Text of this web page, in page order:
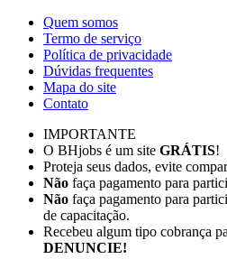
Quem somos
Termo de serviço
Política de privacidade
Dúvidas frequentes
Mapa do site
Contato
IMPORTANTE
O BHjobs é um site GRÁTIS!
Proteja seus dados, evite
Não faça pagamento para
Não faça pagamento para
de capacitação.
Recebeu algum tipo cobrança
DENUNCIE!